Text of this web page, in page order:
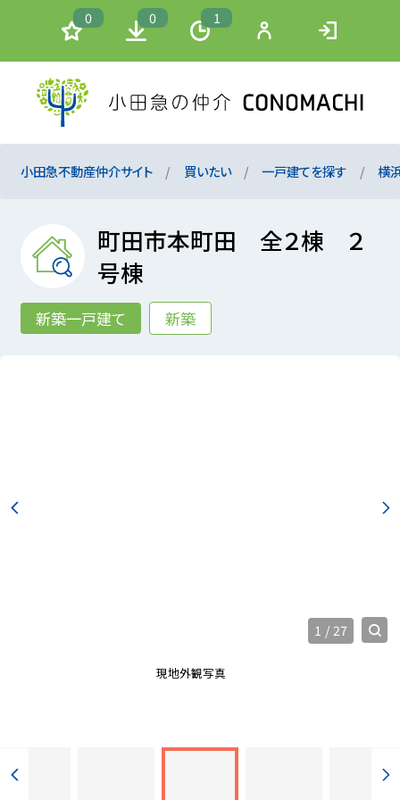
0 0 1
小田急不動産仲介サイト 買いたい 一戸建てを探す 横
町田市本町田 全２棟 ２
号棟
新築一戸建て 新築
現地外観写真
1 /27